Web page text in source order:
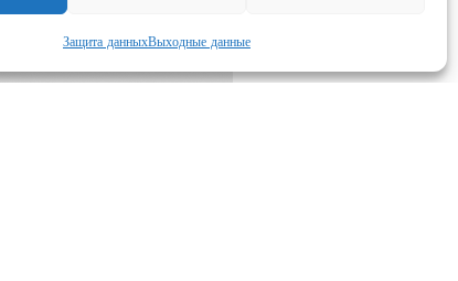
Защита данныхВыходные данные